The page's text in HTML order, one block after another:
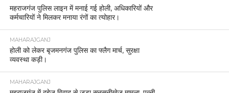
महराजगंज पुलिस लाइन में मनाई गई होली, अधिकारियों और
कर्मचारियों ने मिलकर मनाया रंगों का त्योहार।
MAHARAJGANJ
होली को लेकर बृजमनगंज पुलिस का फ्लैग मार्च, सुरक्षा
व्यवस्था कड़ी।
MAHARAJGANJ